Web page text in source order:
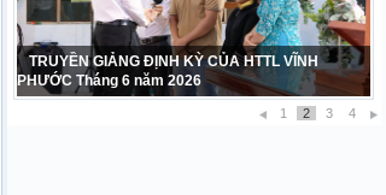
CẢM TẠ – SINH NHẬT LẦN THỨ 42 CỦA BAN
PHỤ NỮ HTTL VĨNH PHƯỚC 1984 – 2026
1 2 3 4